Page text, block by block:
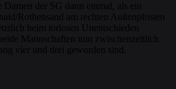
der SG dann einmal, als ein
Rothensand am rechten Außenpfosten
beim torlosen Unentschieden
Mannschaften nun zwischenzeitlich
vier und drei geworden sind.